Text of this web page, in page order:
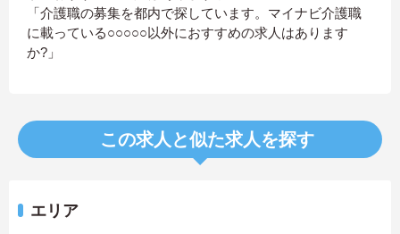
「介護職の募集を都内で探しています。マイナビ介護職
に載っている○○○○○以外におすすめの求人はあります
か?」
この求人と似た求人を探す
エリア